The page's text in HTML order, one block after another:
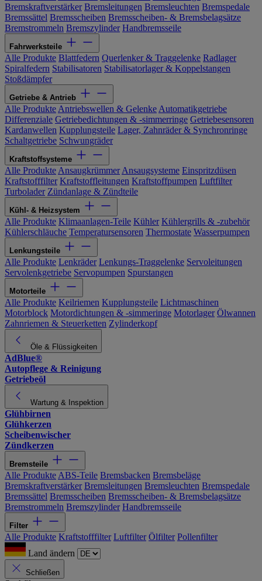
Bremskraftverstärker Bremsleitungen Bremsleuchten Bremspedale
Bremssättel Bremsscheiben Bremsscheiben- & Bremsbelagsätze
Bremstrommeln Bremszylinder Handbremsseile
Fahrwerksteile
Alle Produkte Blattfedern Querlenker & Traggelenke Radlager
Spiralfedern Stabilisatoren Stabilisatorlager & Koppelstangen
Stoßdämpfer
Getriebe & Antrieb
Alle Produkte Antriebswellen & Gelenke Automatikgetriebe
Differenziale Getriebedichtungen & -simmerringe Getriebesensoren
Kardanwellen Kupplungsteile Lager, Zahnräder & Synchronringe
Schaltgetriebe Schwungräder
Kraftstoffsysteme
Alle Produkte Ansaugkrümmer Ansaugsysteme Einspritzdüsen
Kraftstofffilter Kraftstoffleitungen Kraftstoffpumpen Luftfilter
Turbolader Zündanlage & Zündteile
Kühl- & Heizsystem
Alle Produkte Klimaanlagen-Teile Kühler Kühlergrills & -zubehör
Kühlerschläuche Temperatursensoren Thermostate Wasserpumpen
Lenkungsteile
Alle Produkte Lenkräder Lenkungs-Traggelenke Servoleitungen
Servolenkgetriebe Servopumpen Spurstangen
Motorteile
Alle Produkte Keilriemen Kupplungsteile Lichtmaschinen
Motorblock Motordichtungen & -simmeringe Motorlager Ölwannen
Zahnriemen & Steuerketten Zylinderkopf
Öle & Flüssigkeiten
AdBlue®
Autopflege & Reinigung
Getriebeöl
Wartung & Inspektion
Glühbirnen
Glühkerzen
Scheibenwischer
Zündkerzen
Bremsteile
Alle Produkte ABS-Teile Bremsbacken Bremsbeläge
Bremskraftverstärker Bremsleitungen Bremsleuchten Bremspedale
Bremssättel Bremsscheiben Bremsscheiben- & Bremsbelagsätze
Bremstrommeln Bremszylinder Handbremsseile
Filter
Alle Produkte Kraftstofffilter Luftfilter Ölfilter Pollenfilter
Land ändern
Schließen